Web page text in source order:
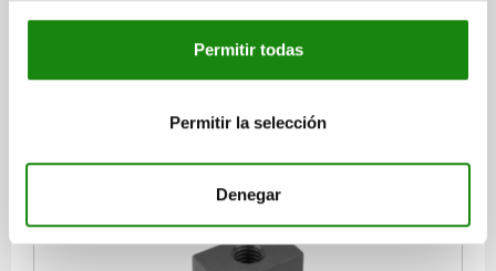
Permitir todas
Permitir la selección
Denegar
ANCHURA=22 B1=13,6 ALTURA=16 H1=8 LONGITUD=22